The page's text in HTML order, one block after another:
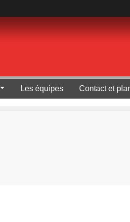
Les équipes Contact et